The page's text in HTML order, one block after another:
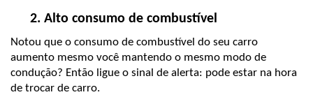
Alto consumo de combustível
Notou que o consumo de combustível do seu carro
aumento mesmo você mantendo o mesmo modo de
condução? Então ligue o sinal de alerta: pode estar na hora
de trocar de carro.